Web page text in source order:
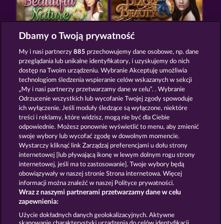
BEAUTIFUL NATURE
SAVANNA MOON CUTIE CAT
Zasady i warunki Polityka prywatności
Nota prawna Firma FAQ Słownik
Program partnerski Facebook
Prześlij wniosek o wypłatę
Dbamy o Twoją prywatność
My i nasi partnerzy885 przechowujemy dane osobowe, np. dane
przeglądania lub unikalne identyfikatory, i uzyskujemy do nich
dostęp na Twoim urządzeniu. Wybranie Akceptuję umożliwia
technologiom śledzenia wspieranie celów wskazanych w sekcji
„My i nasi partnerzy przetwarzamy dane w celu”. . Wybranie
Odrzucenie wszystkich lub wycofanie Twojej zgody spowoduje
ich wyłączenie. Jeśli moduły śledzące są wyłączone, niektóre
treści i reklamy, które widzisz, mogą nie być dla Ciebie
odpowiednie. Możesz ponownie wyświetlić to menu, aby zmienić
swoje wybory lub wycofać zgodę w dowolnym momencie.
Wystarczy kliknąć link Zarządzaj preferencjami u dołu strony
internetowej [lub pływającą ikonę w lewym dolnym rogu strony
internetowej, jeśli ma to zastosowanie]. Twoje wybory będą
obowiązywały w naszej stronie Strona internetowa. Więcej
informacji można znaleźć w naszej Polityce prywatności.
Wraz z naszymi partnerami przetwarzamy dane w celu
zapewnienia:
Użycie dokładnych danych geolokalizacyjnych. Aktywne